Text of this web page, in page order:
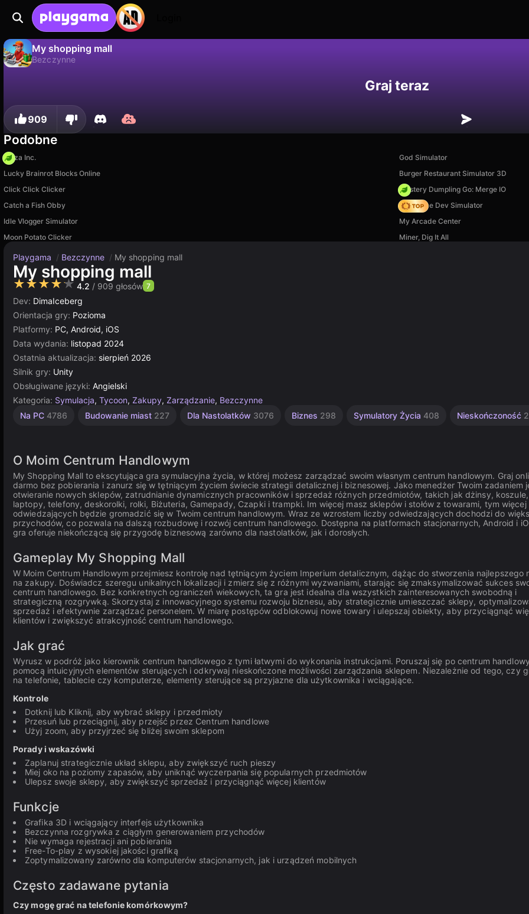
My shopping mall
Bezczynne
Graj teraz
909
Podobne
Pizza Inc.
God Simulator
Lucky Brainrot Blocks Online
Burger Restaurant Simulator 3D
Click Click Clicker
Mystery Dumpling Go: Merge IO
Catch a Fish Obby
Idle Game Dev Simulator
Idle Vlogger Simulator
My Arcade Center
Moon Potato Clicker
Miner, Dig It All
Playgama / Bezczynne / My shopping mall
My shopping mall
★★★★★ 4.2 / 909 głosów 7
Dev: DimaIceberg
Orientacja gry: Pozioma
Platformy: PC, Android, iOS
Data wydania: listopad 2024
Ostatnia aktualizacja: sierpień 2026
Silnik gry: Unity
Obsługiwane języki: Angielski
Kategoria: Symulacja, Tycoon, Zakupy, Zarządzanie, Bezczynne
Na PC 4786 Budowanie miast 227 Dla Nastolatków 3076 Biznes 298 Symulatory Życia 408 Nieskończoność
Komputerowe
Jednoosobowe
Indie
Przyrostowe
Zarządzanie
Strategiczne
Multiplayer
Unity
O Moim Centrum Handlowym
My Shopping Mall to ekscytująca gra symulacyjna życia, w której możesz zarządzać swoim własnym centrum handlowym. Graj
darmo bez pobierania i zanurz się w tętniącym życiem świecie strategii detalicznej i biznesowej. Jako menedżer Twoim zadaniem
otwieranie nowych sklepów, zatrudnianie dynamicznych pracowników i sprzedaż różnych przedmiotów, takich jak dżinsy, koszule,
laptopy, telefony, deskorolki, rolki, Biżuteria, Gamepady, Czapki i trampki. Im więcej masz sklepów i stołów z towarami, tym więcej
odwiedzających będzie gromadzić się w Twoim centrum handlowym. Wraz ze wzrostem liczby odwiedzających dochodzi do
przychodów, co pozwala na dalszą rozbudowę i rozwój centrum handlowego. Dostępna na platformach stacjonarnych, Android i
gra oferuje niekończącą się przygodę biznesową zarówno dla nastolatków, jak i dorosłych.
Gameplay My Shopping Mall
W Moim Centrum Handlowym przejmiesz kontrolę nad tętniącym życiem Imperium detalicznym, dążąc do stworzenia najlepszego
na zakupy. Doświadcz szeregu unikalnych lokalizacji i zmierz się z różnymi wyzwaniami, starając się zmaksymalizować sukces
centrum handlowego. Bez konkretnych ograniczeń wiekowych, ta gra jest idealna dla wszystkich zainteresowanych swobodną i
strategiczną rozgrywką. Skorzystaj z innowacyjnego systemu rozwoju biznesu, aby strategicznie umieszczać sklepy,
sprzedaż i efektywnie zarządzać personelem. W miarę postępów odblokowuj nowe towary i ulepszaj obiekty, aby przyciągnąć
klientów i zwiększyć atrakcyjność centrum handlowego.
Jak grać
Wyrusz w podróż jako kierownik centrum handlowego z tymi łatwymi do wykonania instrukcjami. Poruszaj się po centrum
pomocą intuicyjnych elementów sterujących i odkrywaj nieskończone możliwości zarządzania sklepem. Niezależnie od tego, czy
na telefonie, tablecie czy komputerze, elementy sterujące są przyjazne dla użytkownika i wciągające.
Kontrole
Dotknij lub Kliknij, aby wybrać sklepy i przedmioty
Przesuń lub przeciągnij, aby przejść przez Centrum handlowe
Użyj zoom, aby przyjrzeć się bliżej swoim sklepom
Porady i wskazówki
Zaplanuj strategicznie układ sklepu, aby zwiększyć ruch pieszy
Miej oko na poziomy zapasów, aby uniknąć wyczerpania się popularnych przedmiotów
Ulepsz swoje sklepy, aby zwiększyć sprzedaż i przyciągnąć więcej klientów
Funkcje
Grafika 3D i wciągający interfejs użytkownika
Bezczynna rozgrywka z ciągłym generowaniem przychodów
Nie wymaga rejestracji ani pobierania
Free-To-play z wysokiej jakości grafiką
Zoptymalizowany zarówno dla komputerów stacjonarnych, jak i urządzeń mobilnych
Często zadawane pytania
Czy mogę grać na telefonie komórkowym?